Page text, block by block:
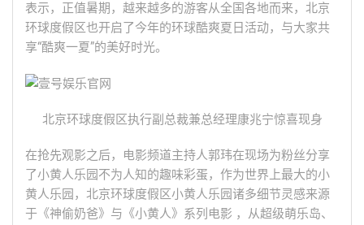
表示，正值暑期，越来越多的游客从全国各地而来，北京
环球度假区也开启了今年的环球酷爽夏日活动，与大家共
享“酷爽一夏”的美好时光。
北京环球度假区执行副总裁兼总经理康兆宁惊喜现身
在抢先观影之后，电影频道主持人郭玮在现场为粉丝分享
了小黄人乐园不为人知的趣味彩蛋，作为世界上最大的小
黄人乐园，北京环球度假区小黄人乐园诸多细节灵感来源
于《神偷奶爸》与《小黄人》系列电影 ，从超级萌乐岛、